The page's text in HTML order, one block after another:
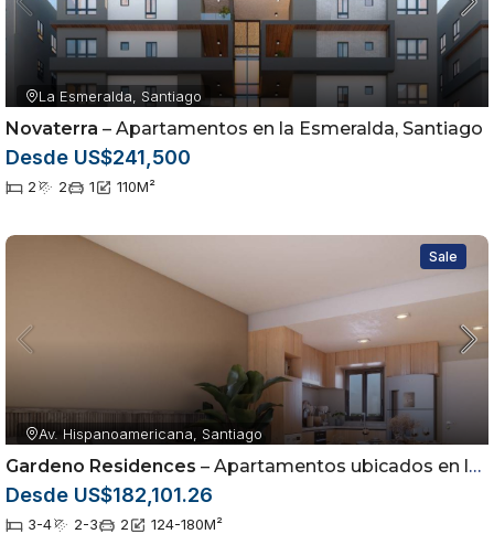
La Esmeralda, Santiago
Novaterra – Apartamentos en la Esmeralda, Santiago
Desde US$241,500
2 2 1 110M²
Sale
Av. Hispanoamericana, Santiago
Gardeno Residences – Apartamentos ubicados en la Av. Hispanoamericana dentro del sector Jardínes del Sur
Desde US$182,101.26
3-4 2-3 2 124-180M²